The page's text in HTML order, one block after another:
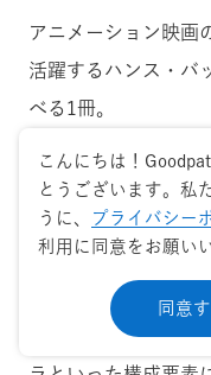
アニメーション映画
活躍するハンス・バ
べる1冊。
「美女と野獣」「ア
超有名作を生み出し
てはストーリーを伝
映画のビジュアルを
こんにちは！
とうございます。私
うに、
プライバシー
利用に同意をお願い
同意